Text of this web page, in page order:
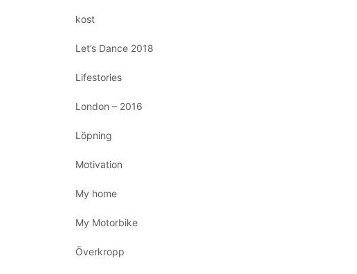
kost
Let’s Dance 2018
Lifestories
London – 2016
Löpning
Motivation
My home
My Motorbike
Överkropp